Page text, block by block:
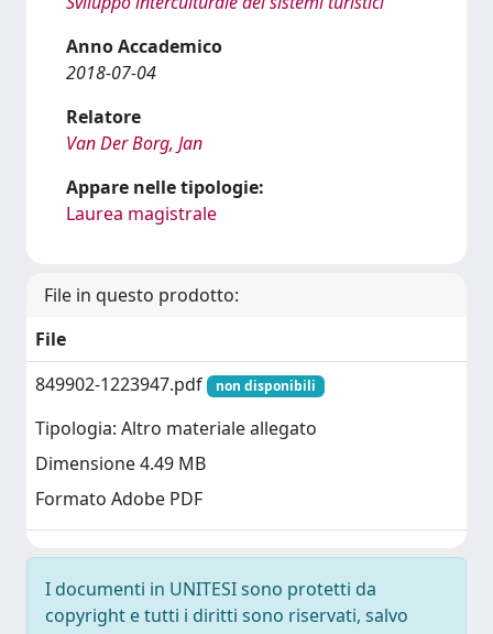
Anno Accademico
2018-07-04
Relatore
Van Der Borg, Jan
Appare nelle tipologie:
Laurea magistrale
File in questo prodotto:
File
849902-1223947.pdf
non disponibili
Tipologia: Altro materiale allegato
Dimensione 4.49 MB
Formato Adobe PDF
I documenti in UNITESI sono protetti da
copyright e tutti i diritti sono riservati, salvo